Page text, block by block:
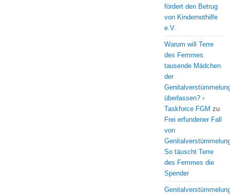
fördert den Betrug
von Kindernothilfe
e.V.
Warum will Terre
des Femmes
tausende Mädchen
der
überlassen? ›
Taskforce FGM zu
Frei erfundener Fall
von
So täuscht Terre
des Femmes die
Spender